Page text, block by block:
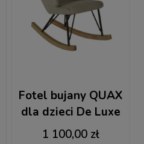
Fotel bujany QUAX
dla dzieci De Luxe
Sand Clay
1 100,00 zł